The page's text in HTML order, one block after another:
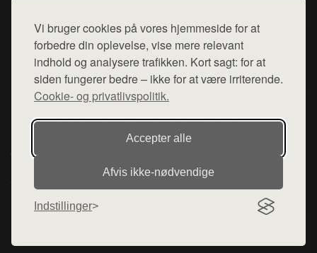
Vi bruger cookies på vores hjemmeside for at
forbedre din oplevelse, vise mere relevant
indhold og analysere trafikken. Kort sagt: for at
siden fungerer bedre – ikke for at være irriterende.
Cookie- og privatlivspolitik.
Accepter alle
Afvis ikke‑nødvendige
Indstillinger
Kontakt
Mail:hej@want.dk
Cookie- og privatlivspolitik
Denne side er en del af want.dk, der udgiver en række
hjemmesider med præsentation af forskellige produkter fra
diverse webshops. Der sælges ikke varer fra denne side - vi
henviser til de shops, som sælger varen. Vi har heller ikke
varerne på lager.
© 2026 kompetencecenter-silkeborg.dk. Alle rettigheder